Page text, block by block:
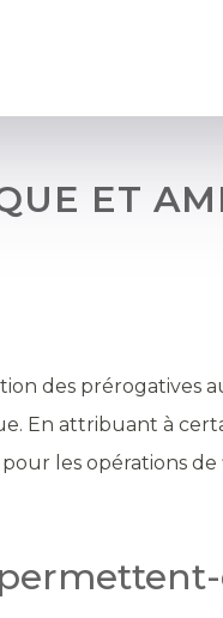
ET
des prérogatives
En attribuant à
les opérations de